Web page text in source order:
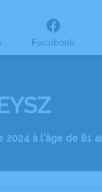
Facebook
à l'âge de 81